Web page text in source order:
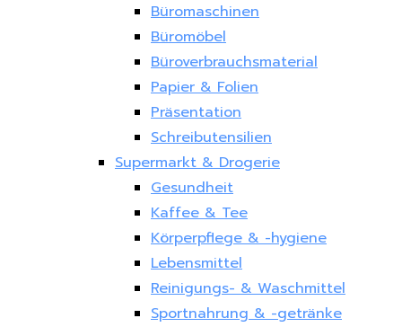
Büromaschinen
Büromöbel
Büroverbrauchsmaterial
Papier & Folien
Präsentation
Schreibutensilien
Supermarkt & Drogerie
Gesundheit
Kaffee & Tee
Körperpflege & -hygiene
Lebensmittel
Reinigungs- & Waschmittel
Sportnahrung & -getränke